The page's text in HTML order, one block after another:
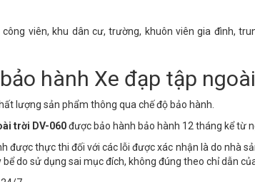
viên, khu dân cư, trường, khuôn viên gia đình,
hành Xe đạp tập
lượng sản phẩm thông qua chế độ bảo hành.
trời DV-060được bảo hành bảo hành 12 tháng kể từ
được thực thi đối với các lỗi được xác nhận là do nhà
do sử dụng sai mục đích, không đúng theo chỉ dẫn